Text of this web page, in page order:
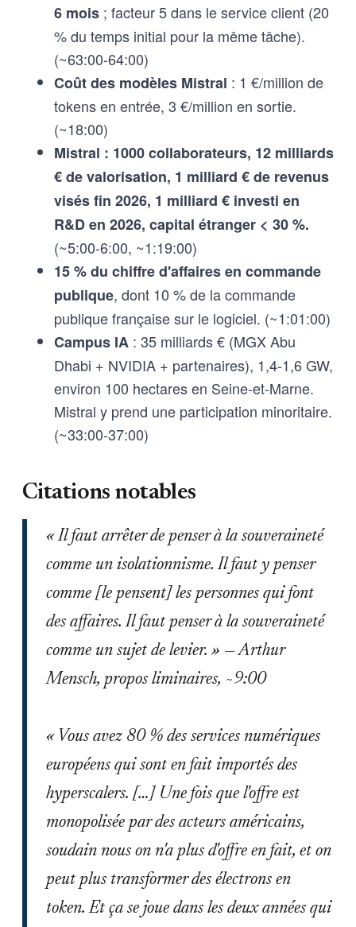
6 mois ; facteur 5 dans le service client (20
% du temps initial pour la même tâche).
(~63:00-64:00)
Coût des modèles Mistral : 1 €/million de
tokens en entrée, 3 €/million en sortie.
(~18:00)
Mistral : 1000 collaborateurs, 12 milliards
€ de valorisation, 1 milliard € de revenus
visés fin 2026, 1 milliard € investi en
R&D en 2026, capital étranger < 30 %.
(~5:00-6:00, ~1:19:00)
15 % du chiffre d'affaires en commande
publique, dont 10 % de la commande
publique française sur le logiciel. (~1:01:00)
Campus IA : 35 milliards € (MGX Abu
Dhabi + NVIDIA + partenaires), 1,4-1,6 GW,
environ 100 hectares en Seine-et-Marne.
Mistral y prend une participation minoritaire.
(~33:00-37:00)
Citations notables
« Il faut arrêter de penser à la souveraineté
comme un isolationnisme. Il faut y penser
comme [le pensent] les personnes qui font
des affaires. Il faut penser à la souveraineté
comme un sujet de levier. » — Arthur
Mensch, propos liminaires, ~9:00
« Vous avez 80 % des services numériques
européens qui sont en fait importés des
hyperscalers. […] Une fois que l'offre est
monopolisée par des acteurs américains,
soudain nous on n'a plus d'offre en fait, et on
peut plus transformer des électrons en
token. Et ça se joue dans les deux années qui